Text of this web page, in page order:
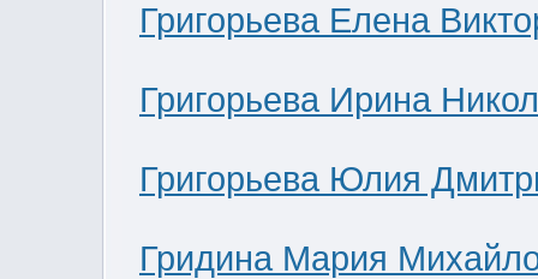
Григорьева Елена
Григорьева Ирина
Григорьева Юлия
Гридина Мария